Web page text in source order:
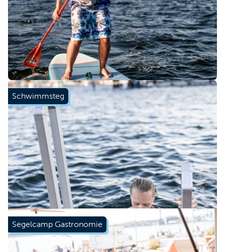
Mehr erfahren
Schwimmsteg
Mehr erfahren
Segelcamp Gastronomie